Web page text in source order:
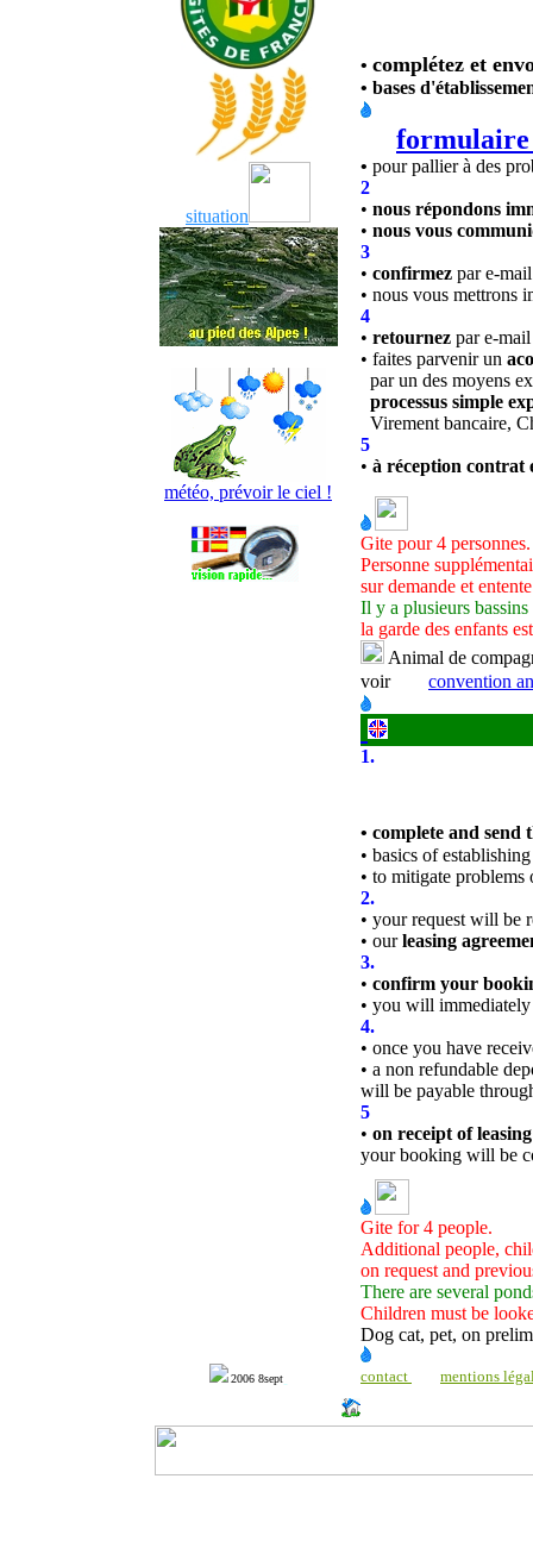
situation
météo, prévoir le ciel !
• complétez et
• bases
formulaire
• pour pallier à des
2
• nous répondons
• nous vous
3
• confirmez par e-
• nous vous mettrons
4
• retournez par e-
• faites parvenir un
par un des moyens
processus simple
Virement bancaire,
5
• à réception contrat
Gite pour 4 personnes.
Personne
sur demande et
Il y a plusieurs
la garde des enfants
Animal de
voir
convention
1.
• complete and
• basics of
• to mitigate problems
2.
• your request will be
• ourleasing
3.
• confirm your
• you will
4.
• once you have
• a non refundable
will be payable
5
• on receipt of
your booking will be
Gite for 4 people.
Additional people,
on request and
There are several
Children must be
Dog cat, pet, on
2006 8sept contact mentions léga